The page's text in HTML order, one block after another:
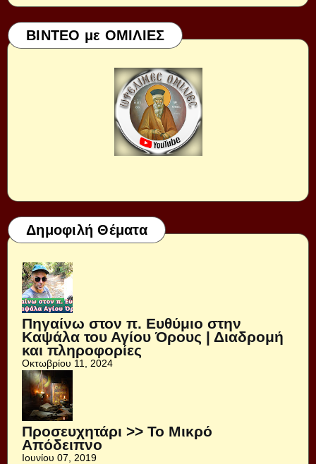
ΒΙΝΤΕΟ με ΟΜΙΛΙΕΣ
Δημοφιλή Θέματα
Πηγαίνω στον π. Ευθύμιο στην
Καψάλα του Αγίου Όρους | Διαδρομή
και πληροφορίες
Οκτωβρίου 11, 2024
Προσευχητάρι >> Το Μικρό
Απόδειπνο
Ιουνίου 07, 2019